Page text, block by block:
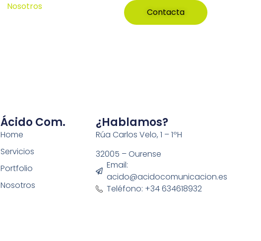
Nosotros
Contacta
Ácido Com.
Home
Servicios
Portfolio
Nosotros
¿Hablamos?
Rúa Carlos Velo, 1 – 1ºH
32005 – Ourense
Email:
acido@acidocomunicacion.es
Teléfono: +34 634618932